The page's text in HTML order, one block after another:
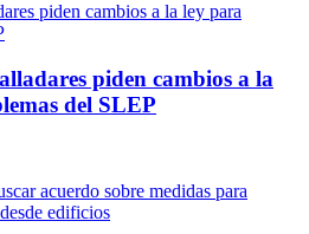
piden cambios a la
del SLEP